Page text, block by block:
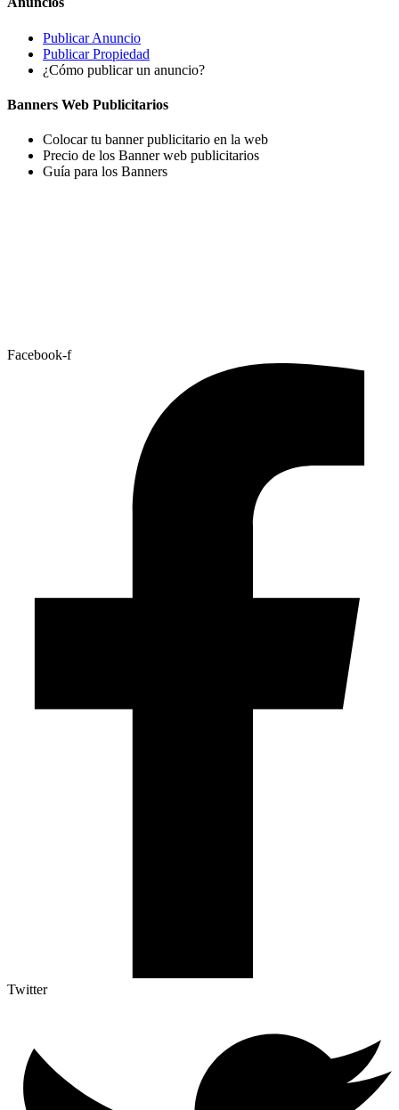
Publicar Anuncio
Publicar Propiedad
¿Cómo publicar un anuncio?
Banners Web Publicitarios
Colocar tu banner publicitario en la web
Precio de los Banner web publicitarios
Guía para los Banners
Facebook-f
Twitter